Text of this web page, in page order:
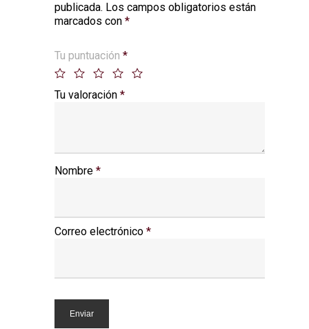
publicada. Los campos obligatorios están
marcados con *
Tu puntuación *
Tu valoración *
Nombre *
Correo electrónico *